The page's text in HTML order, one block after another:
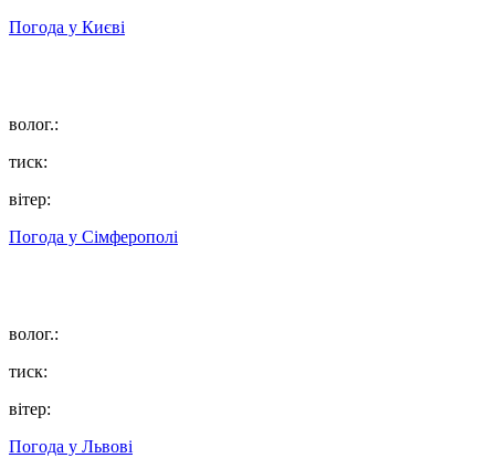
Погода у Києві
волог.:
тиск:
вітер:
Погода у Сімферополі
волог.:
тиск:
вітер:
Погода у Львові